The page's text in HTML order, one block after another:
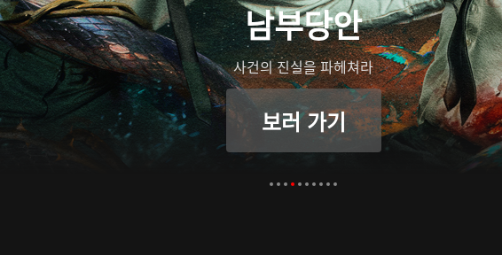
남부당안
사건의 진실을 파헤쳐라
보러 가기